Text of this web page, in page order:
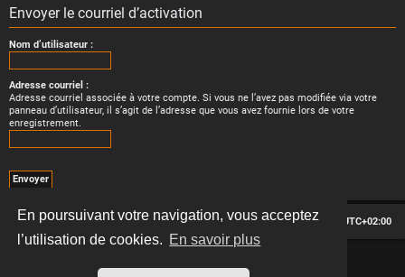
En poursuivant votre navigation, vous acceptez
l’utilisation de cookies. En savoir plus
Envoyer le courriel d’activation
Nom d’utilisateur :
Adresse courriel :
Adresse courriel associée à votre compte. Si vous ne l’avez pas modifiée via votre
panneau d’utilisateur, il s’agit de l’adresse que vous avez fournie lors de votre
enregistrement.
Le forum des passionnés de Café Racer Heures au format UTC+02:00